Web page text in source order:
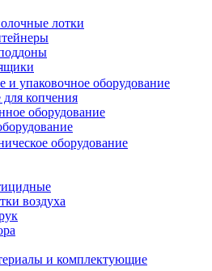
лотки
и упаковочное оборудование
копчения
оборудование
оборудование
воздуха
и комплектующие